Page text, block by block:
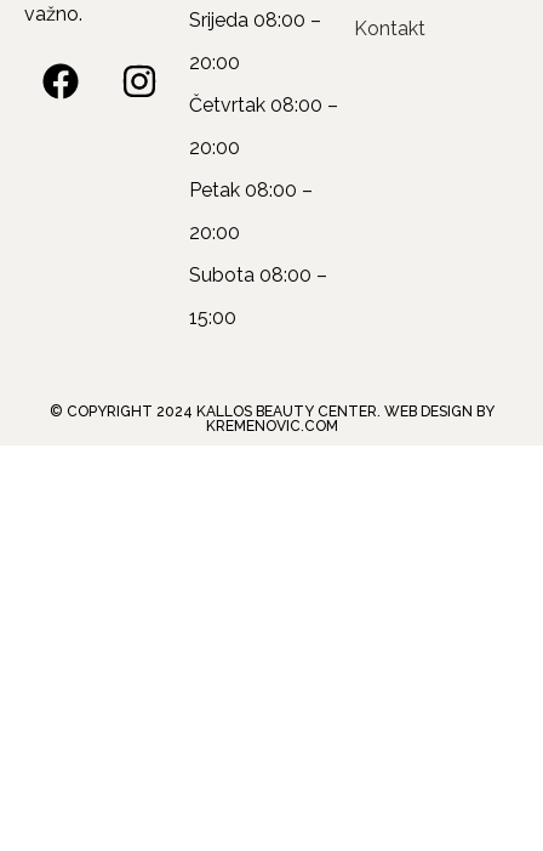
važno.
Srijeda 08:00 –
20:00
Četvrtak 08:00 –
20:00
Petak 08:00 –
20:00
Subota 08:00 –
15:00
Kontakt
© COPYRIGHT 2024 KALLOS BEAUTY CENTER. WEB DESIGN BY
KREMENOVIC.COM